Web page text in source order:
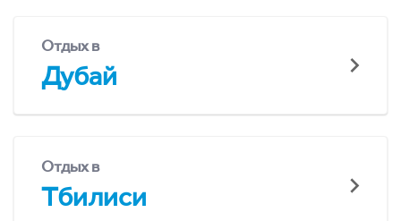
Отдых в
Дубай
Отдых в
Тбилиси